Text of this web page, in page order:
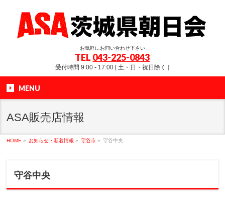
お気軽にお問い合わせ下さい
TEL 043-225-0843
受付時間 9:00 - 17:00 [ 土・日・祝日除く ]
MENU
ASA販売店情報
HOME » お知らせ・新着情報 » 守谷市 » 守谷中央
守谷中央